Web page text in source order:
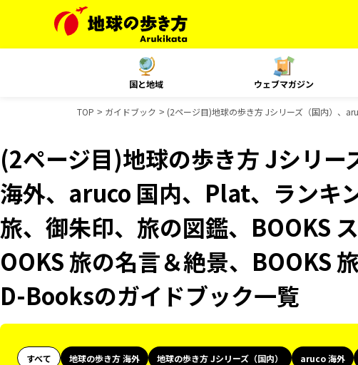
国と地域 ウェブマガジン
TOP ガイドブック (2ページ目)地球の歩き方 Jシリーズ（国内）、
(2ページ目)地球の歩き方 Jシリ
海外、aruco 国内、Plat、ランキ
旅、御朱印、旅の図鑑、BOOKS
OOKS 旅の名言＆絶景、BOOKS
D-Booksのガイドブック一覧
すべて 地球の歩き方 海外 地球の歩き方 Jシリーズ（国内） aruco 海外